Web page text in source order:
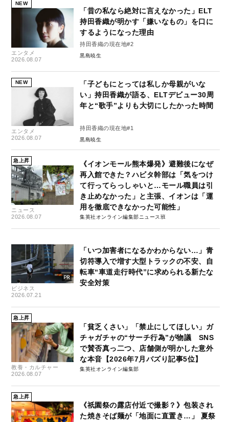
NEW
エンタメ
2026.08.07
「昔の私なら絶対に言えなかった」ELT
持田香織が明かす「嫌いなもの」を口に
するようになった理由
持田香織の現在地#2
黒島暁生
NEW
エンタメ
2026.08.07
「子どもにとっては私しか母親がいな
い」持田香織が語る、ELTデビュー30周
年と“歌手”よりも大切にしたかった時間
持田香織の現在地#1
黒島暁生
急上昇
ニュース
2026.08.07
《イオンモール熊本爆発》避難後になぜ
再入館できた？ハビタ幹部は「気をつけ
て行ってらっしゃいと…モール職員は引
き止めなかった」と主張、イオンは「運
用を徹底できなかった可能性」
集英社オンライン編集部ニュース班
ビジネス
2026.07.21
「いつ加害者になるかわからない…」青
切符導入で増す大型トラックの不安、自
転車“車道走行時代”に求められる新たな
安全対策
急上昇
教養・カルチャー
2026.08.07
「貧乏くさい」「禁止にしてほしい」ガ
チャガチャの“サーチ行為”が物議 SNS
で賛否真っ二つ、店舗側が明かした意外
な本音【2026年7月バズり記事5位】
集英社オンライン編集部
急上昇
《祇園祭の露店付近で撮影？》包装され
た焼きそば麺が「地面に直置き…」 夏祭